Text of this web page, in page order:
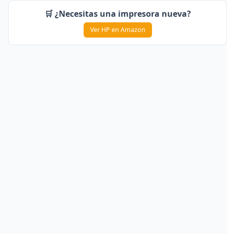
🛒 ¿Necesitas una impresora nueva?
Ver HP en Amazon